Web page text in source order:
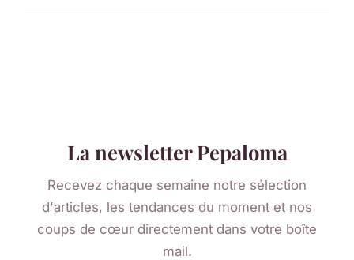
La newsletter Pepaloma
Recevez chaque semaine notre sélection
d'articles, les tendances du moment et nos
coups de cœur directement dans votre boîte
mail.